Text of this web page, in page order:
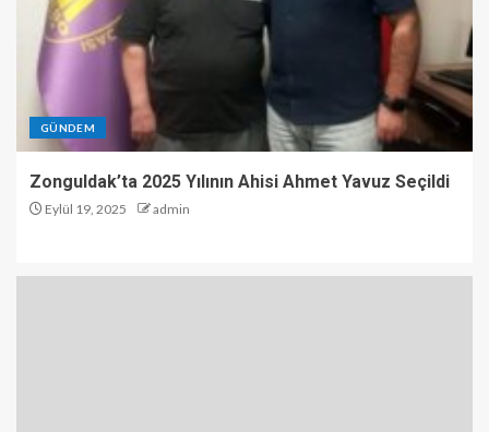
GÜNDEM
Zonguldak’ta 2025 Yılının Ahisi Ahmet Yavuz Seçildi
Eylül 19, 2025 admin